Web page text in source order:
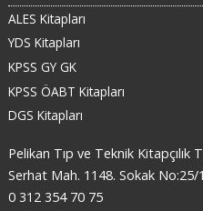
ALES Kitapları
YDS Kitapları
KPSS GY GK
KPSS ÖABT Kitapları
DGS Kitapları
Pelikan Tıp ve Teknik Kitapçılık
Serhat Mah. 1148. Sokak
0 312 354 70 75